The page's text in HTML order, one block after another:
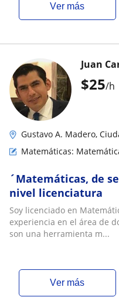
ver más
$25/h
Juan
Gustavo A. Madero,
Matemáticas:
´Matemáticas, de
nivel licenciatura
Soy licenciado en
experiencia en el área de
son una herramienta m...
ver más